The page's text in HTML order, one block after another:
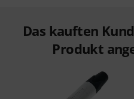
Das kauften
Produkt